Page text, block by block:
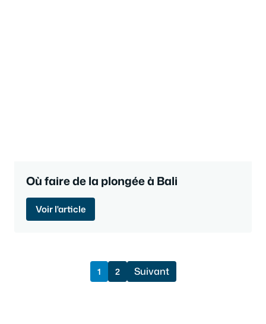
Où faire de la plongée à Bali
Voir l'article
1 2 Suivant